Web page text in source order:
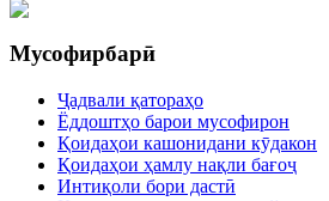
Мусофирбарӣ
Ҷадвали қатораҳо
Ёддоштҳо барои мусофирон
Қоидаҳои кашонидани кӯдакон
Қоидаҳои ҳамлу нақли бағоҷ
Интиқоли бори дастӣ